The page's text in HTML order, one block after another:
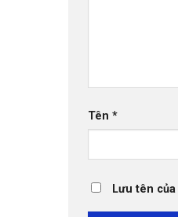
Tên *
Lưu tên